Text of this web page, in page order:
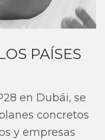
PAÍSES
en Dubái, se
concretos
y empresas